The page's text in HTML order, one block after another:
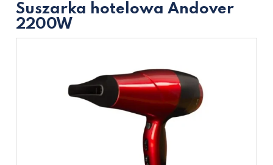
Suszarka hotelowa Andover
2200W